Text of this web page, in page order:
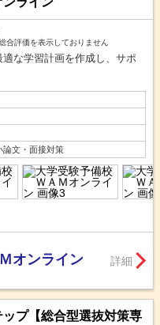
合評価を表示しておりません
な学習計画を作成し、サポ
論文・面接対策
オンライン 詳細
プ【総合型選抜対策専